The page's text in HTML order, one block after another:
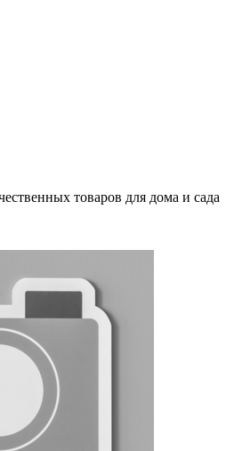
товаров для дома и сада